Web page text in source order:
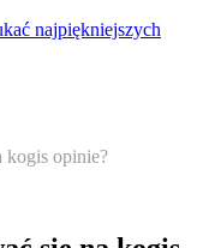
najpiękniejszych
kogis opinie?